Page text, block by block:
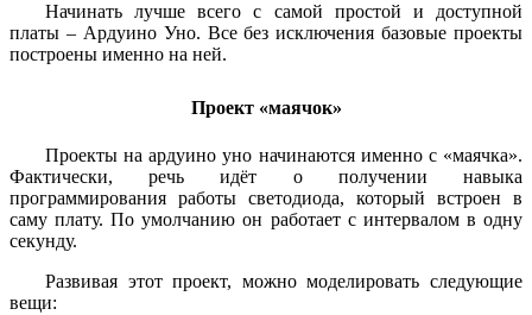
Начинать лучше всего с самой простой и доступной
платы – Ардуино Уно. Все без исключения базовые проекты
построены именно на ней.
Проект «маячок»
Проекты на ардуино уно начинаются именно с «маячка».
Фактически, речь идёт о получении навыка
программирования работы светодиода, который встроен в
саму плату. По умолчанию он работает с интервалом в одну
секунду.
Развивая этот проект, можно моделировать следующие
вещи: